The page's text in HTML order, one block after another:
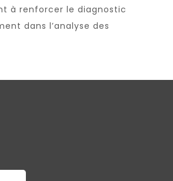
à renforcer le diagnostic
dans l’analyse des